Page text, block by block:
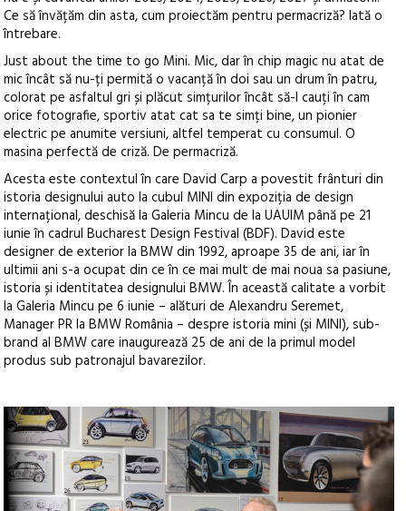
Ce să învățăm din asta, cum proiectăm pentru permacriză? Iată o
întrebare.
Just about the time to go Mini. Mic, dar în chip magic nu atat de
mic încât să nu-ți permită o vacanță în doi sau un drum în patru,
colorat pe asfaltul gri și plăcut simțurilor încât să-l cauți în cam
orice fotografie, sportiv atat cat sa te simți bine, un pionier
electric pe anumite versiuni, altfel temperat cu consumul. O
masina perfectă de criză. De permacriză.
Acesta este contextul în care David Carp a povestit frânturi din
istoria designului auto la cubul MINI din expoziția de design
internațional, deschisă la Galeria Mincu de la UAUIM până pe 21
iunie în cadrul Bucharest Design Festival (BDF). David este
designer de exterior la BMW din 1992, aproape 35 de ani, iar în
ultimii ani s-a ocupat din ce în ce mai mult de mai noua sa pasiune,
istoria și identitatea designului BMW. În această calitate a vorbit
la Galeria Mincu pe 6 iunie – alături de Alexandru Seremet,
Manager PR la BMW România – despre istoria mini (și MINI), sub-
brand al BMW care inaugurează 25 de ani de la primul model
produs sub patronajul bavarezilor.